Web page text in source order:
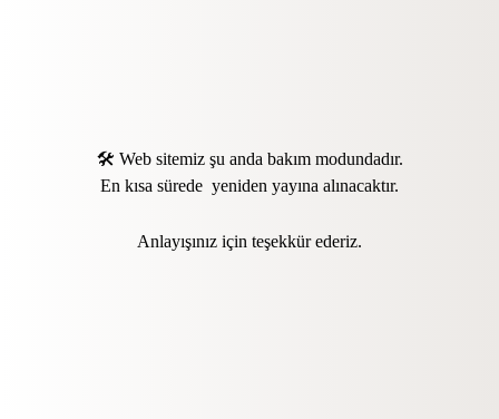
🛠️ Web sitemiz şu anda bakım modundadır.
En kısa sürede yeniden yayına alınacaktır.
Anlayışınız için teşekkür ederiz.